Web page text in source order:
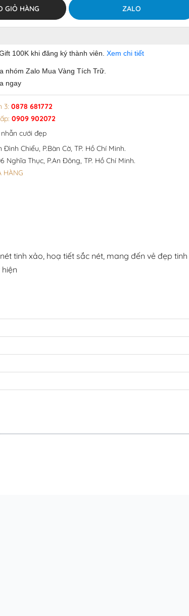
GIỎ HÀNG ZALO
100K khi đăng ký thành viên. Xem chi tiết
nhóm Zalo Mua Vàng Tích Trữ.
ngay
3: 0878 681772
0909 902072
cưới đẹp
Chiểu, P.Bàn Cờ, TP. Hồ Chí Minh.
Nghĩa Thục, P.An Đông, TP. Hồ Chí Minh.
HÀNG
tinh xảo, hoạ tiết sắc nét, mang đến vẻ đẹp tinh